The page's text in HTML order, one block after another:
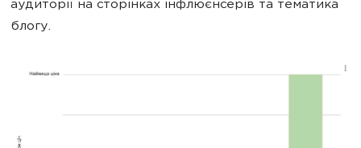
аудиторії на сторінках інфлюєнсерів та тематика
блогу.